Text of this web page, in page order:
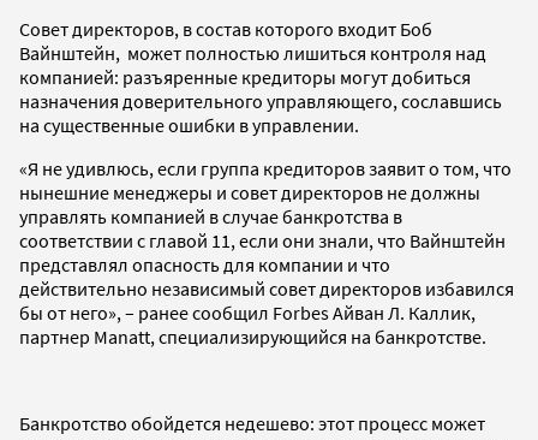
Совет директоров, в состав которого входит Боб
Вайнштейн, может полностью лишиться контроля над
компанией: разъяренные кредиторы могут добиться
назначения доверительного управляющего, сославшись
на существенные ошибки в управлении.
«Я не удивлюсь, если группа кредиторов заявит о том, что
нынешние менеджеры и совет директоров не должны
управлять компанией в случае банкротства в
соответствии с главой 11, если они знали, что Вайнштейн
представлял опасность для компании и что
действительно независимый совет директоров избавился
бы от него», – ранее сообщил Forbes Айван Л. Каллик,
партнер Manatt, специализирующийся на банкротстве.
Банкротство обойдется недешево: этот процесс может